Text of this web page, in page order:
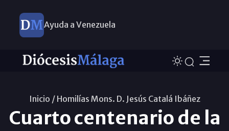
Ayuda a Venezuela
Inicio / Homilías Mons. D. Jesús Catalá Ibáñez
Cuarto centenario de la